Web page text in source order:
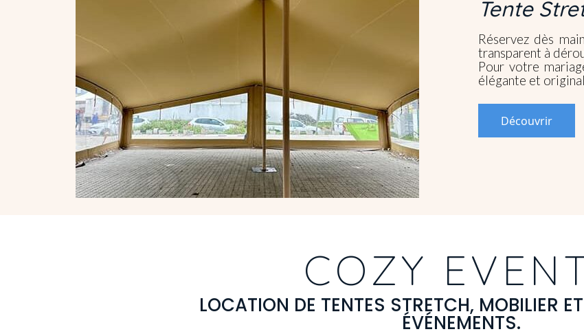
Tente
Réservez dès
transparent à
Pour votre
élégante et
Découvrir
COZY
LOCATION DE TENTES STRETCH, MOBILIER
ÉVÉNEMENTS.